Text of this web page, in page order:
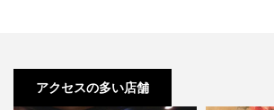
アクセスの多い店舗